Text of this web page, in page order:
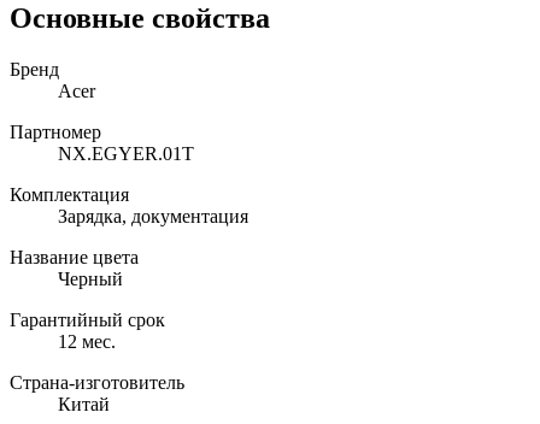
Основные свойства
Бренд
Acer
Партномер
NX.EGYER.01T
Комплектация
Зарядка, документация
Название цвета
Черный
Гарантийный срок
12 мес.
Страна-изготовитель
Китай